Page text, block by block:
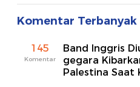
Komentar Terbanyak
145
Komentar
Band Inggris
gegara
Palestina Saat